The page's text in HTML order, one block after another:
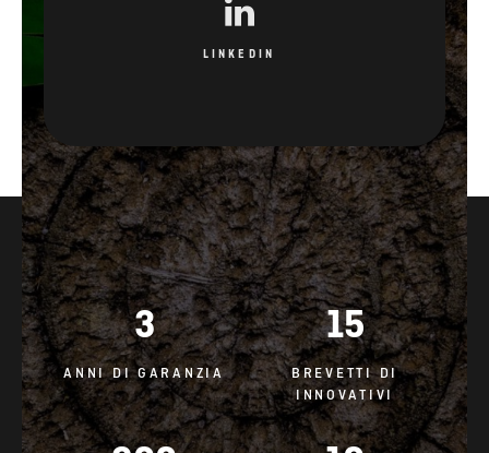
3
ANNI DI GARANZIA
15
BREVETTI DI
INNOVATIVI
900
PUNTI VENDITA
10
CERTIFICATI